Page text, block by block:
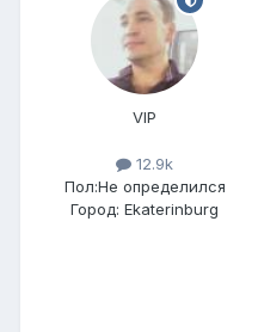
VIP
12.9k
Пол:Не определился
Город: Ekaterinburg